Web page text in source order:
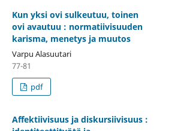
Kun yksi ovi sulkeutuu, toinen
ovi avautuu : normatiivisuuden
karisma, menetys ja muutos
Varpu Alasuutari
77-81
pdf
Affektiivisuus ja diskursiivisuus :